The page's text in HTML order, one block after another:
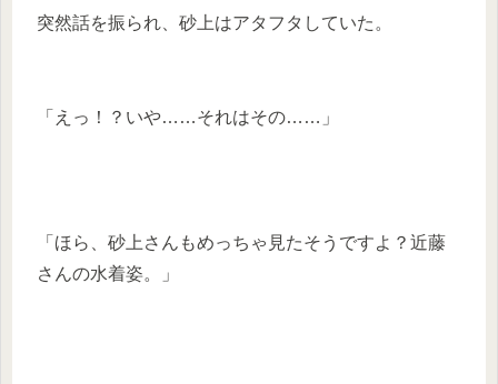
突然話を振られ、砂上はアタフタしていた。
「えっ！？いや……それはその……」
「ほら、砂上さんもめっちゃ見たそうですよ？近藤
さんの水着姿。」